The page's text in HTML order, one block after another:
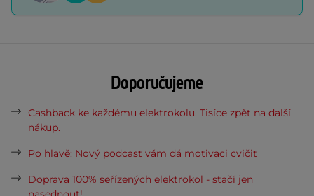
Doporučujeme
Cashback ke každému elektrokolu. Tisíce zpět na další
nákup.
Po hlavě: Nový podcast vám dá motivaci cvičit
Doprava 100% seřízených elektrokol - stačí jen